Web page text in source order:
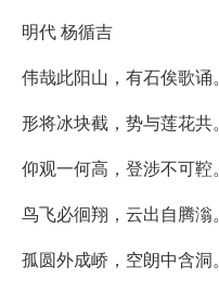
明代 杨循吉
伟哉此阳山，有石俟歌诵。
形将冰块截，势与莲花共。
仰观一何高，登涉不可鞚。
鸟飞必徊翔，云出自腾滃。
孤圆外成峤，空朗中含洞。